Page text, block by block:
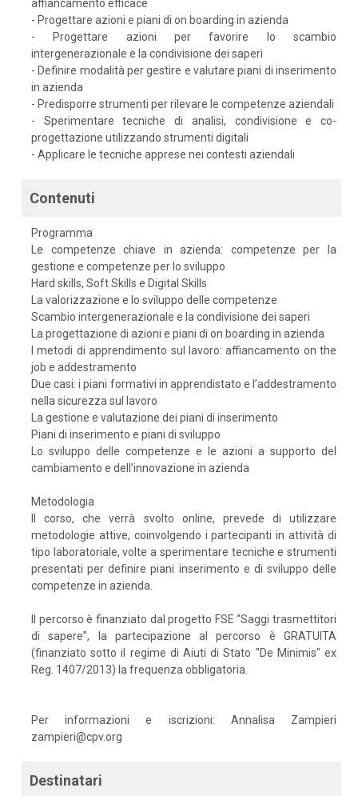
affiancamento efficace
- Progettare azioni e piani di on boarding in azienda
- Progettare azioni per favorire lo scambio
intergenerazionale e la condivisione dei saperi
- Definire modalità per gestire e valutare piani di inserimento
in azienda
- Predisporre strumenti per rilevare le competenze aziendali
- Sperimentare tecniche di analisi, condivisione e co-
progettazione utilizzando strumenti digitali
- Applicare le tecniche apprese nei contesti aziendali
Contenuti
Programma
Le competenze chiave in azienda: competenze per la
gestione e competenze per lo sviluppo
Hard skills, Soft Skills e Digital Skills
La valorizzazione e lo sviluppo delle competenze
Scambio intergenerazionale e la condivisione dei saperi
La progettazione di azioni e piani di on boarding in azienda
I metodi di apprendimento sul lavoro: affiancamento on the
job e addestramento
Due casi: i piani formativi in apprendistato e l’addestramento
nella sicurezza sul lavoro
La gestione e valutazione dei piani di inserimento
Piani di inserimento e piani di sviluppo
Lo sviluppo delle competenze e le azioni a supporto del
cambiamento e dell’innovazione in azienda
Metodologia
Il corso, che verrà svolto online, prevede di utilizzare
metodologie attive, coinvolgendo i partecipanti in attività di
tipo laboratoriale, volte a sperimentare tecniche e strumenti
presentati per definire piani inserimento e di sviluppo delle
competenze in azienda.
Il percorso è finanziato dal progetto FSE “Saggi trasmettitori
di sapere”, la partecipazione al percorso è GRATUITA
(finanziato sotto il regime di Aiuti di Stato "De Minimis" ex
Reg. 1407/2013) la frequenza obbligatoria.
Per informazioni e iscrizioni: Annalisa Zampieri
zampieri@cpv.org
Destinatari